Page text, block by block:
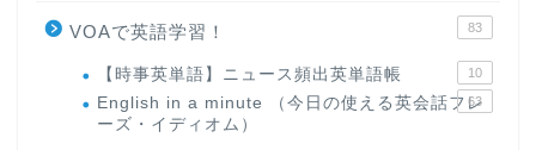
VOAで英語学習！ 83
【時事英単語】ニュース頻出英単語帳 10
English in a minute （今日の使える英会話フレ
ーズ・イディオム）
63